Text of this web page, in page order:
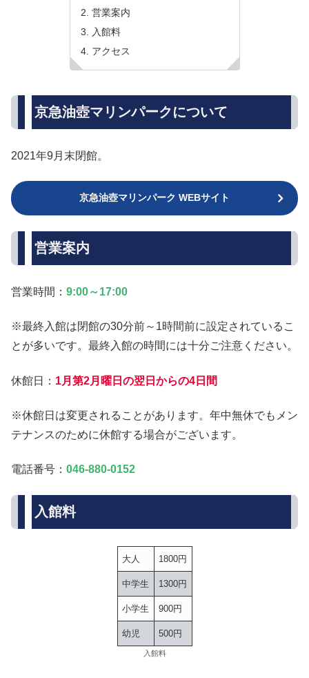
営業案内
入館料
アクセス
京急油壺マリンパークについて
2021年9月末閉館。
京急油壺マリンパーク WEBサイト
営業案内
営業時間： 9:00～17:00
※最終入館は閉館の30分前～1時間前に設定されているこ
とが多いです。最終入館の時間には十分ご注意ください。
休館日： 1月第2月曜日の翌日からの4日間
※休館日は変更されることがあります。年中無休でもメン
テナンスのために休館する場合がございます。
電話番号： 046-880-0152
入館料
大人 1800円
中学生 1300円
小学生 900円
幼児 500円
入館料